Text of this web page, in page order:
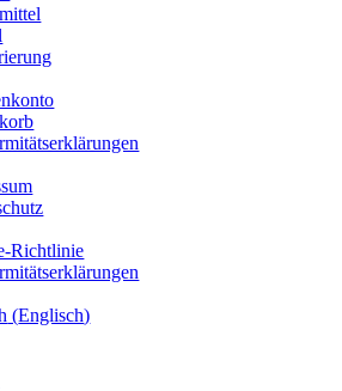
Richtlinie
(Englisch)